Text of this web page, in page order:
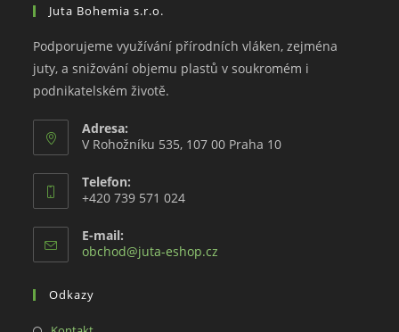
Juta Bohemia s.r.o.
Podporujeme využívání přírodních vláken, zejména
juty, a snižování objemu plastů v soukromém i
podnikatelském životě.
Adresa:
V Rohožníku 535, 107 00 Praha 10
Telefon:
+420 739 571 024
E-mail:
obchod@juta-eshop.cz
Odkazy